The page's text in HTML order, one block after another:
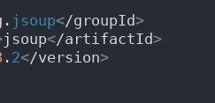
jsoup</groupId >
jsoup</artifactId >
. 2</version>